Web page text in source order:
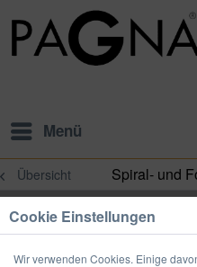
Menü
Übersicht Spiral- und
Cookie Einstellungen
Wir verwenden Cookies. Einige